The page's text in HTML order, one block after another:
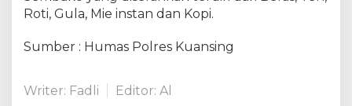
a
r
a
a
n
Roti, Gula, Mie instan dan Kopi.
Sumber : Humas Polres Kuansing
Writer: Fadli Editor: Al